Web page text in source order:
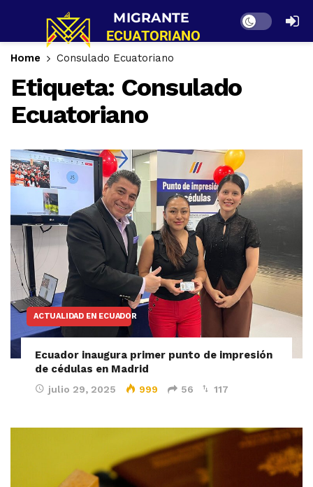
Dark mode
Home Consulado Ecuatoriano
Etiqueta: Consulado
Ecuatoriano
ACTUALIDAD EN ECUADOR
Ecuador inaugura primer punto de impresión
de cédulas en Madrid
julio 29, 2025 999 56 117